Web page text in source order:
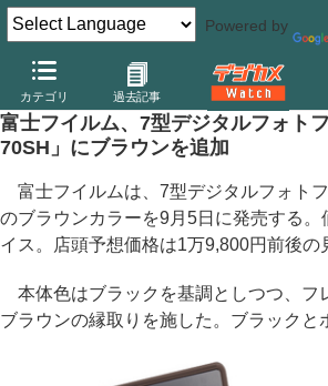
Powered by
カテゴリ 過去記事
デジカメ Watch その他
富士フイルム、7型デジタルフォト
70SH」にブラウンを追加
富士フイルムは、7型デジタルフォトフ
のブラウンカラーを9月5日に発売する。
イス。店頭予想価格は1万9,800円前後の
本体色はブラックを基調としつつ、フ
ブラウンの縁取りを施した。ブラックと